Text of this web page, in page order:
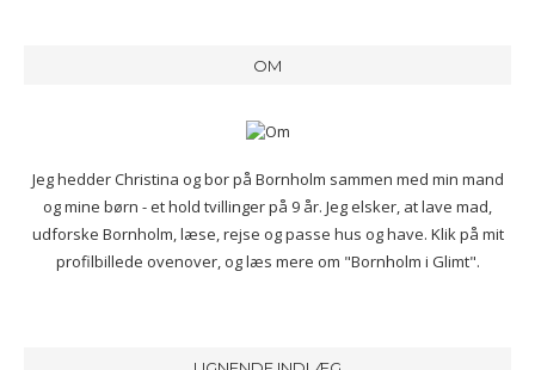
OM
Jeg hedder Christina og bor på Bornholm sammen med min mand
og mine børn - et hold tvillinger på 9 år. Jeg elsker, at lave mad,
udforske Bornholm, læse, rejse og passe hus og have. Klik på mit
profilbillede ovenover, og læs mere om "Bornholm i Glimt".